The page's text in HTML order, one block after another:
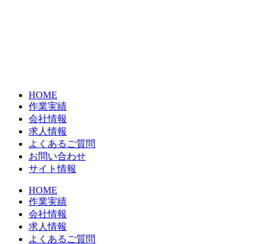
HOME
作業実績
会社情報
求人情報
よくあるご質問
お問い合わせ
サイト情報
HOME
作業実績
会社情報
求人情報
よくあるご質問